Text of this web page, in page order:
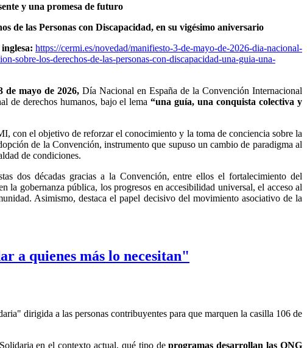
y una promesa de futuro
de las Personas con Discapacidad, en su vigésimo aniversario
https://cermi.es/novedad/manifiesto-3-de-mayo-de-2026-dia-nacional-
sobre-los-derechos-de-las-personas-con-discapacidad-una-guia-una-
de mayo de 2026, Día Nacional en España de la Convención Internacional
de derechos humanos, bajo el lema“una guía, una conquista colectiva y
con el objetivo de reforzar el conocimiento y la toma de conciencia sobre la
de la Convención, instrumento que supuso un cambio de paradigma al
de condiciones.
dos décadas gracias a la Convención, entre ellos el fortalecimiento del
la gobernanza pública, los progresos en accesibilidad universal, el acceso al
Asimismo, destaca el papel decisivo del movimiento asociativo de la
a quienes más lo necesitan"
dirigida a las personas contribuyentes para que marquen la casilla 106 de
en el contexto actual, qué tipo deprogramas desarrollan las ONG